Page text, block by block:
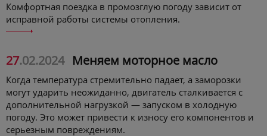
Комфортная поездка в промозглую погоду зависит от
исправной работы системы отопления.
27.02.2024 Меняем моторное масло
Когда температура стремительно падает, а заморозки
могут ударить неожиданно, двигатель сталкивается с
дополнительной нагрузкой — запуском в холодную
погоду. Это может привести к износу его компонентов и
серьезным повреждениям.